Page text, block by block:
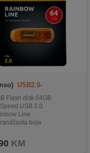
USB2.0-
Flash disk 64GB
USB 2.0
Line
boja
KM